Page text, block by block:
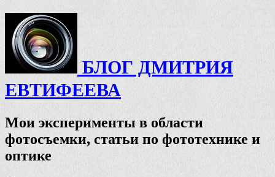
БЛОГ ДМИТРИЯ
ЕВТИФЕЕВА
Мои эксперименты в области
фотосъемки, статьи по фототехнике и
оптике